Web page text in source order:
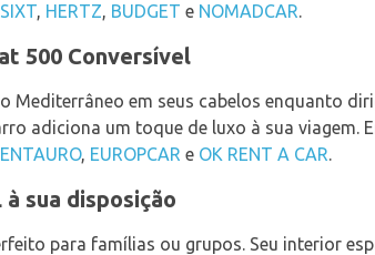
SIXT, HERTZ, BUDGET e NOMADCAR.
500 Conversível
Mediterrâneo em seus cabelos enquanto
adiciona um toque de luxo à sua viagem.
, EUROPCAR e OK RENT A CAR.
sua disposição
para famílias ou grupos. Seu interior